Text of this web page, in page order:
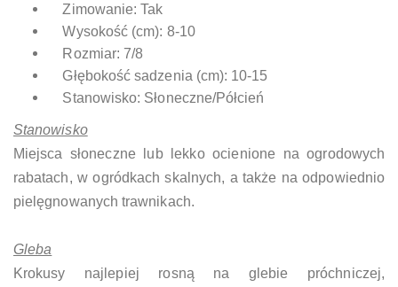
Zimowanie: Tak
Wysokość (cm): 8-10
Rozmiar: 7/8
Głębokość sadzenia (cm): 10-15
Stanowisko: Słoneczne/Półcień
Stanowisko
Miejsca słoneczne lub lekko ocienione na ogrodowych
rabatach, w ogródkach skalnych, a także na odpowiednio
pielęgnowanych trawnikach.
Gleba
Krokusy najlepiej rosną na glebie próchniczej,